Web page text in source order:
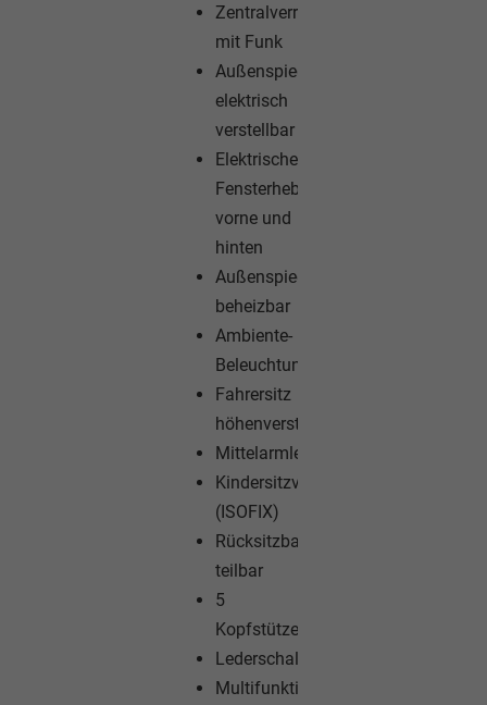
Zentralverriegelung
mit Funk
Außenspiegel
elektrisch
verstellbar
Elektrische
Fensterheber
vorne und
hinten
Außenspiegel
beheizbar
Ambiente-
Beleuchtung
Fahrersitz
höhenverstellbar
Mittelarmlehne
Kindersitzvorbereitung
(ISOFIX)
Rücksitzbank
teilbar
5
Kopfstützen
Lederschalthebel
Multifunktionslenkrad